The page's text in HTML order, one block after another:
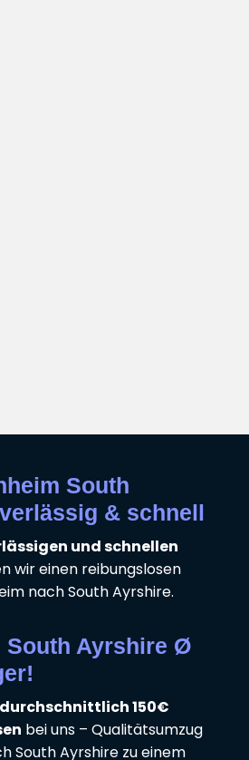
South
& schnell
und schnellen
wir einen reibungslosen
nach South Ayrshire.
South Ayrshire Ø
durchschnittlich 150€
bei uns – Qualitätsumzug
South Ayrshire zu einem